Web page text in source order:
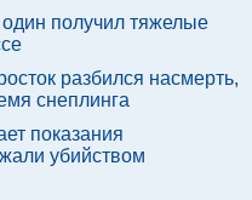
получил тяжелые
разбился насмерть,
снеплинга
показания
убийством